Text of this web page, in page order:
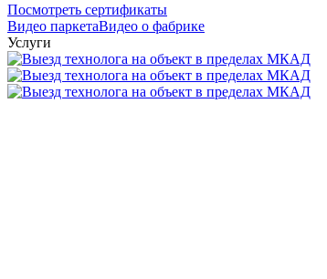
Посмотреть сертификаты
Видео паркетаВидео о фабрике
Услуги